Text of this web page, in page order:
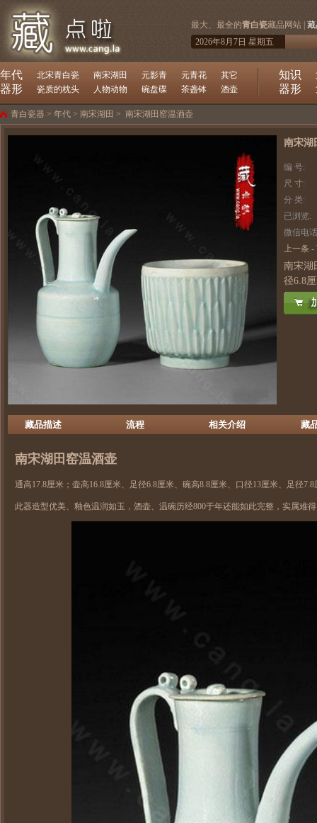
最大、最全的青白瓷藏品网站 |
2026年8月7日 星期五
年代 北宋青白瓷 南宋湖田 元影青 元青花 其它
器形 瓷质的枕头 人物动物 碗盘碟 茶盏钵 酒壶
知识
器形
青白瓷器 > 年代 > 南宋湖田 > 南宋湖田窑温酒壶
南宋湖
编 号:
尺 寸:
分 类:
已浏览:
微信电
上一条 -
南宋湖
径6.8
藏品描述 流程 相关介绍 藏
南宋湖田窑温酒壶
通高17.8厘米；壶高16.8厘米、足径6.8厘米、碗高8.8厘米、口径13厘米、足径7.8
此器造型优美、釉色温润如玉，酒壶、温碗历经800于年还能如此完整，实属难